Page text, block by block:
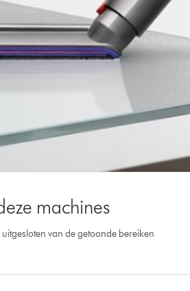
machines
van de getoonde bereiken